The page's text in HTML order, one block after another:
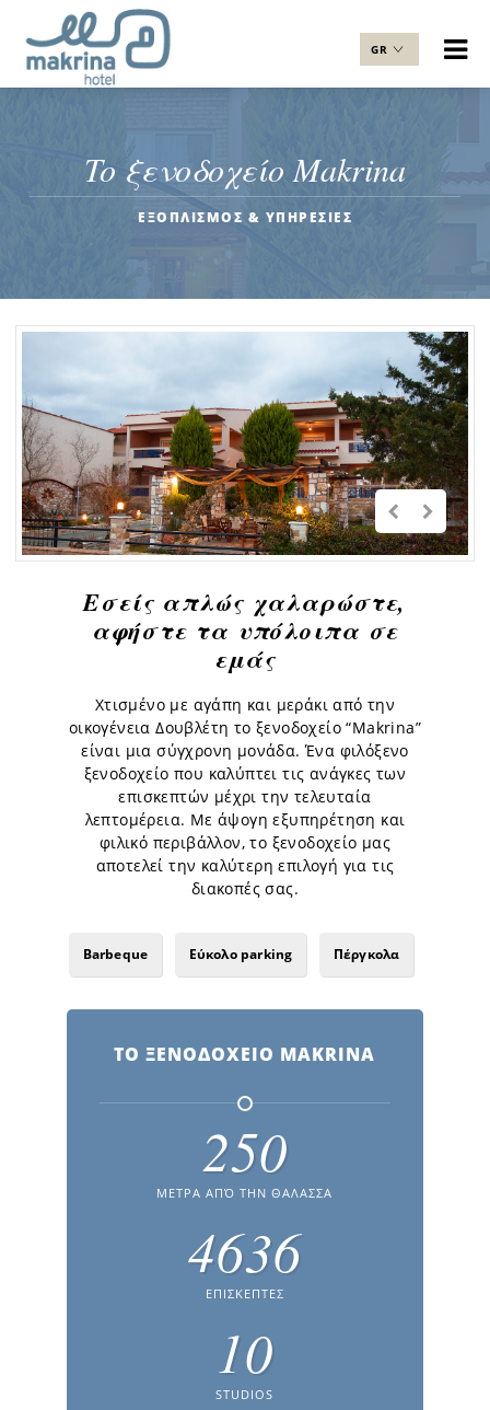
GR
To ξενοδοχείο Makrina
ΕΞΟΠΛΙΣΜΟΣ & ΥΠΗΡΕΣΙΕΣ
Εσείς απλώς χαλαρώστε,
αφήστε τα υπόλοιπα σε
εμάς
Χτισμένο με αγάπη και μεράκι από την
οικογένεια Δουβλέτη το ξενοδοχείο “Makrina”
είναι μια σύγχρονη μονάδα. Ένα φιλόξενο
ξενοδοχείο που καλύπτει τις ανάγκες των
επισκεπτών μέχρι την τελευταία
λεπτομέρεια. Με άψογη εξυπηρέτηση και
φιλικό περιβάλλον, το ξενοδοχείο μας
αποτελεί την καλύτερη επιλογή για τις
διακοπές σας.
Barbeque Εύκολο parking Πέργκολα
ΤΟ ΞΕΝΟΔΟΧΕΙΟ MAKRINA
250
ΜΕΤΡΑ ΑΠΌ ΤΗΝ ΘΑΛΑΣΣΑ
4636
ΕΠΙΣΚΕΠΤΕΣ
10
STUDIOS